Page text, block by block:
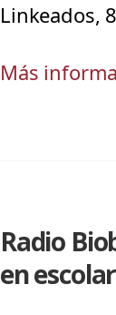
Linkeados,
Más
Radio
en